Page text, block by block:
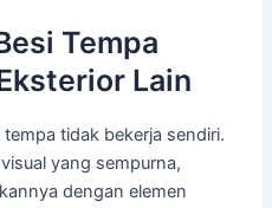
Tempa
Lain
tidak bekerja sendiri.
yang sempurna,
dengan elemen